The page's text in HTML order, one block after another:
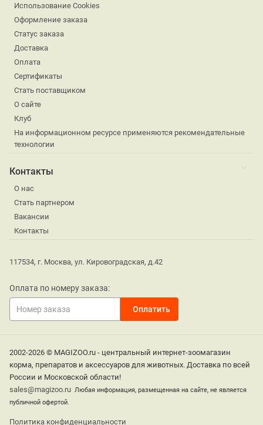
Использование Cookies
Оформление заказа
Статус заказа
Доставка
Оплата
Сертификаты
Стать поставщиком
О сайте
Клуб
На информационном ресурсе применяются рекомендательные
технологии
Контакты
О нас
Стать партнером
Вакансии
Контакты
117534, г. Москва, ул. Кировоградская, д.42
Оплата по номеру заказа:
2002-2026 © MAGIZOO.ru - центральный интернет-зоомагазин
корма, препаратов и аксессуаров для животных. Доставка по всей
России и Московской области!
sales@magizoo.ru Любая информация, размещенная на сайте, не является
публичной офертой.
Политика конфиденциальности